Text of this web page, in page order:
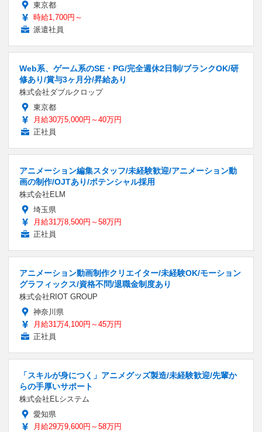
東京都
時給1,700円～
派遣社員
Web系、ゲーム系のSE・PG/完全週休2日制/ブランクOK/研
修あり/賞与3ヶ月分/昇給あり
株式会社ダブルクロップ
東京都
月給30万5,000円～40万円
正社員
アニメーション編集スタッフ/未経験歓迎/アニメーション動
画の制作/OJTあり/ポテンシャル採用
株式会社ELM
埼玉県
月給31万8,500円～58万円
正社員
アニメーション動画制作クリエイター/未経験OK/モーション
グラフィックス/資格不問/退職金制度あり
株式会社RIOT GROUP
神奈川県
月給31万4,100円～45万円
正社員
「スキルが身につく」アニメグッズ製造/未経験歓迎/先輩か
らの手厚いサポート
株式会社ELシステム
愛知県
月給29万9,600円～58万円